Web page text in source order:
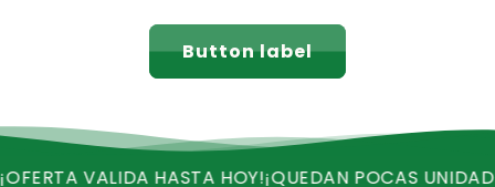
Button label
VALIDA HASTA HOY!¡QUEDAN POCAS UNIDADES!